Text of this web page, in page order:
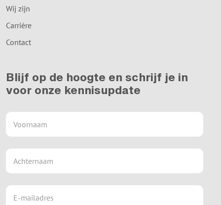
Wij zijn
Carrière
Contact
Blijf op de hoogte en schrijf je in
voor onze kennisupdate